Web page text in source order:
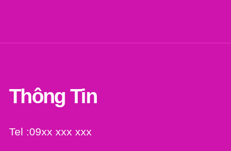
Thông Tin
Tel :09xx xxx xxx